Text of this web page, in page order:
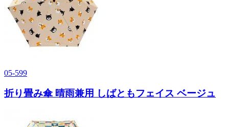
05-599
折り畳み傘 晴雨兼用 しばともフェイス ベージュ